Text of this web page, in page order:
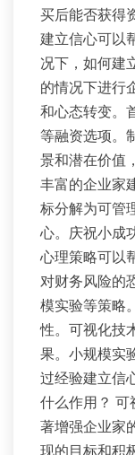
买后能否获得
建立信心可以
况下，如何建
的情况下进行
和心态转变。
等融资选项。
景和潜在价值
丰富的企业家
标分解为可管
心。庆祝小成
心理策略可以
对财务风险的
模实验等策略
性。可视化技
果。小规模实
过经验建立信
什么作用？ 可
著增强企业家
现的目标和积